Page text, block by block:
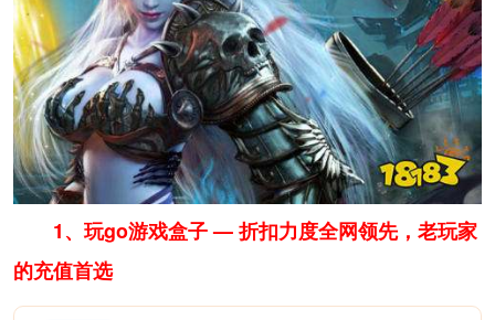
1、玩go游戏盒子 — 折扣力度全网领先，老玩家
的充值首选